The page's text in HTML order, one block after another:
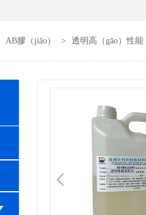
AB膠（jiāo） > 透明高（gāo）性